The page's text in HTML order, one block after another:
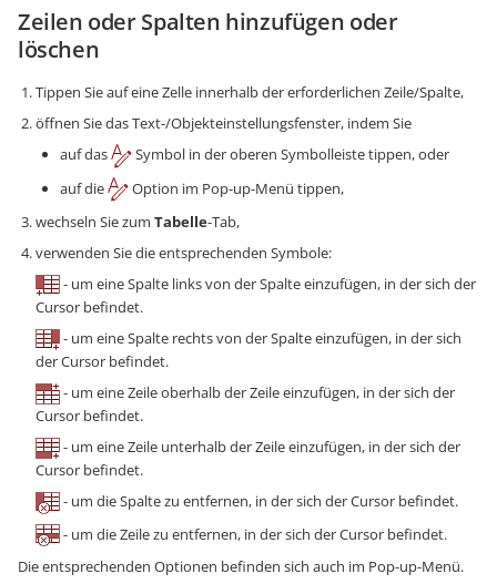
Zeilen oder Spalten hinzufügen oder
löschen
Tippen Sie auf eine Zelle innerhalb der erforderlichen Zeile/Spalte,
öffnen Sie das Text-/Objekteinstellungsfenster, indem Sie
auf das
Symbol in der oberen Symbolleiste tippen, oder
auf die
Option im Pop-up-Menü tippen,
wechseln Sie zum Tabelle-Tab,
verwenden Sie die entsprechenden Symbole:
- um eine Spalte links von der Spalte einzufügen, in der sich der
Cursor befindet.
- um eine Spalte rechts von der Spalte einzufügen, in der sich
der Cursor befindet.
- um eine Zeile oberhalb der Zeile einzufügen, in der sich der
Cursor befindet.
- um eine Zeile unterhalb der Zeile einzufügen, in der sich der
Cursor befindet.
- um die Spalte zu entfernen, in der sich der Cursor befindet.
- um die Zeile zu entfernen, in der sich der Cursor befindet.
Die entsprechenden Optionen befinden sich auch im Pop-up-Menü.